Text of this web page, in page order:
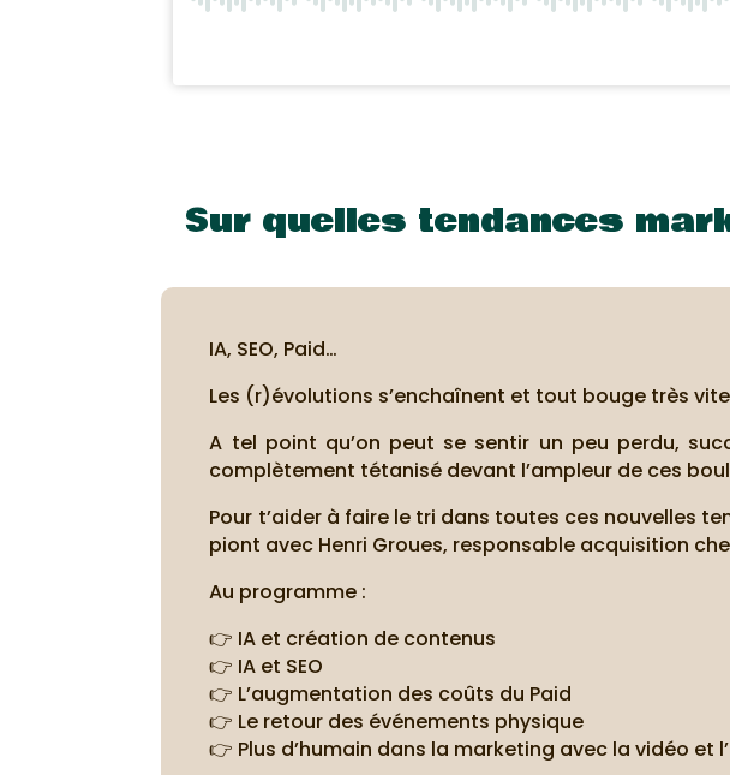
Sur quelles tendances
IA, SEO, Paid…
Les (r)évolutions s’enchaînent et tout bouge très
A tel point qu’on peut se sentir un peu perdu,
complètement tétanisé devant l’ampleur de ces
Pour t’aider à faire le tri dans toutes ces nouvelles
piont avec Henri Groues, responsable acquisition
Au programme :
👉 IA et création de contenus
👉 IA et SEO
👉 L’augmentation des coûts du Paid
👉 Le retour des événements physique
👉 Plus d’humain dans la marketing avec la vidéo et